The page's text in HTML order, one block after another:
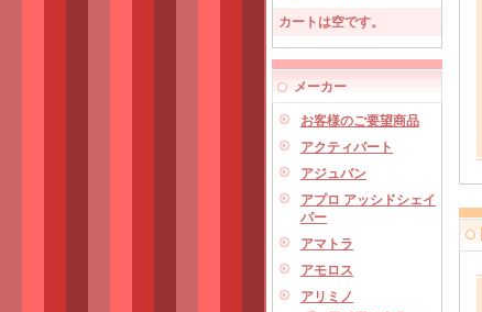
カートは空です。
メーカー
お客様のご要望商品
アクティバート
アジュバン
アプロ アッシドシェイ
パー
アマトラ
アモロス
アリミノ